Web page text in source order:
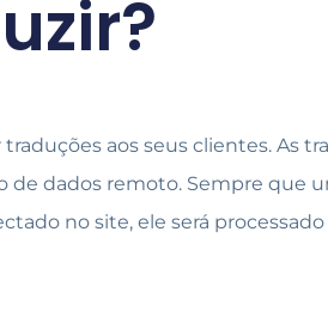
aos seus clientes. As
de dados remoto. Sempre que
no site, ele será processado